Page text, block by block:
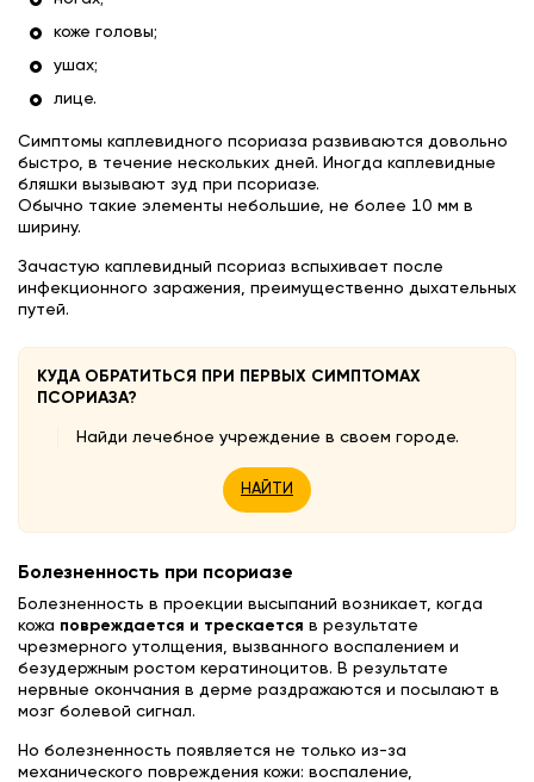
коже головы;
ушах;
лице.
Симптомы каплевидного псориаза развиваются довольно
быстро, в течение нескольких дней. Иногда каплевидные
бляшки вызывают зуд при псориазе.
Обычно такие элементы небольшие, не более 10 мм в
ширину.
Зачастую каплевидный псориаз вспыхивает после
инфекционного заражения, преимущественно дыхательных
путей.
КУДА ОБРАТИТЬСЯ ПРИ ПЕРВЫХ СИМПТОМАХ
ПСОРИАЗА?
Найди лечебное учреждение в своем городе.
НАЙТИ
Болезненность при псориазе
Болезненность в проекции высыпаний возникает, когда
кожа повреждается и трескается в результате
чрезмерного утолщения, вызванного воспалением и
безудержным ростом кератиноцитов. В результате
нервные окончания в дерме раздражаются и посылают в
мозг болевой сигнал.
Но болезненность появляется не только из-за
механического повреждения кожи: воспаление,